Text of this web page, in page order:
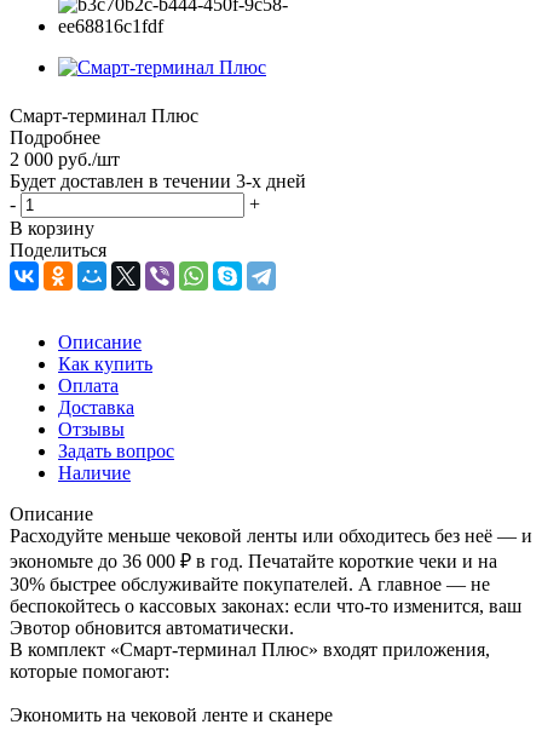
Смарт-терминал Плюс
Подробнее
2 000 руб./шт
Будет доставлен в течении 3-х дней
-
+
В корзину
Поделиться
Описание
Как купить
Оплата
Доставка
Отзывы
Задать вопрос
Наличие
Описание
Расходуйте меньше чековой ленты или обходитесь без неё — и
экономьте до 36 000 ₽ в год. Печатайте короткие чеки и на
30% быстрее обслуживайте покупателей. А главное — не
беспокойтесь о кассовых законах: если что-то изменится, ваш
Эвотор обновится автоматически.
В комплект «Смарт-терминал Плюс» входят приложения,
которые помогают:
Экономить на чековой ленте и сканере